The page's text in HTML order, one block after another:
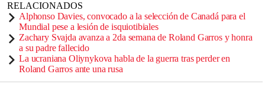
RELACIONADOS
Alphonso Davies, convocado a la selección de Canadá para el
Mundial pese a lesión de isquiotibiales
Zachary Svajda avanza a 2da semana de Roland Garros y honra
a su padre fallecido
La ucraniana Oliynykova habla de la guerra tras perder en
Roland Garros ante una rusa